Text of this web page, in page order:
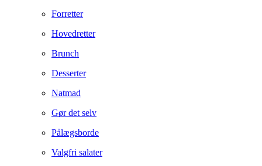
Forretter
Hovedretter
Brunch
Desserter
Natmad
Gør det selv
Pålægsborde
Valgfri salater